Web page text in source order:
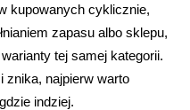
kupowanych cyklicznie,
zapasu albo sklepu,
tej samej kategorii.
znika, najpierw warto
indziej.